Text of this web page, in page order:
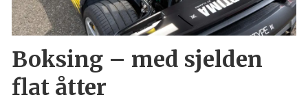
Boksing – med sjelden
flat åtter